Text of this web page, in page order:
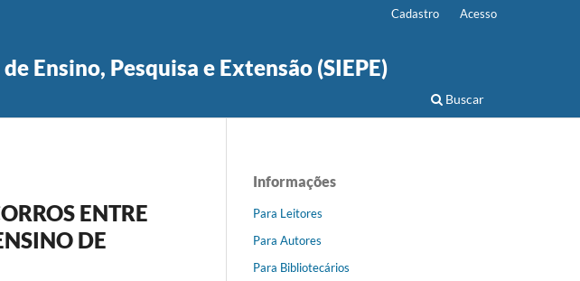
Ensino, Pesquisa e Extensão (SIEPE)
Buscar
Cadastro Acesso
ENTRE
DE
Informações
Para Leitores
Para Autores
Para Bibliotecários